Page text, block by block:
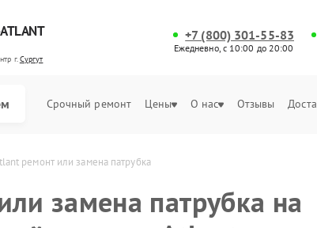
г.Сургут
+7 (800) 301-55-83
Ежедневно, с 10:00 до 20:00
Срочный ремонт Цены О нас Отзывы
ремонт или замена патрубка
замена патрубка на